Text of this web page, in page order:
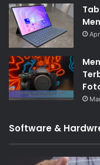
Software &